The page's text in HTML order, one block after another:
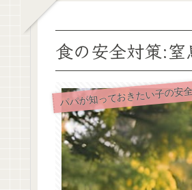
食の安全対策:窒
パパが知っておきたい子の安